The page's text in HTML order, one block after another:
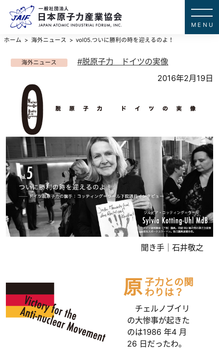
ホーム 海外ニュース vol05.ついに勝利の時を迎えるのよ！
海外ニュース
脱原子力 ドイツの実像
2016年2月19日
聞き手｜石井敬之
原 子力との関
わりは？
チェルノブイリ
の大惨事が起きた
のは1986 年4 月
26 日だったわ。